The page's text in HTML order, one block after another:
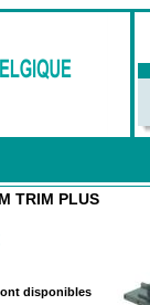
TRIM PLUS
disponibles